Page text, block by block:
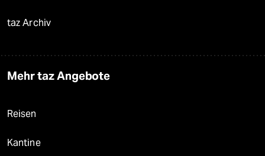
taz Archiv
Mehr taz Angebote
Reisen
Kantine